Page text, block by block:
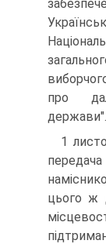
про
держави".
1
цього ж